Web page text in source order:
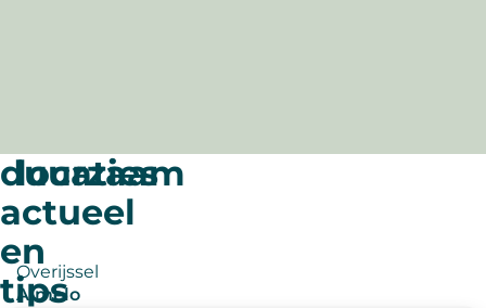
duurzaam
actueel
en
tips
locaties
Overijssel
Almelo